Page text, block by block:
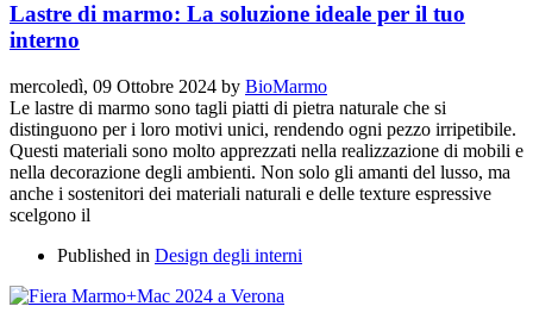
Lastre di marmo: La soluzione ideale per il tuo
interno
mercoledì, 09 Ottobre 2024 by BioMarmo
Le lastre di marmo sono tagli piatti di pietra naturale che si
distinguono per i loro motivi unici, rendendo ogni pezzo irripetibile.
Questi materiali sono molto apprezzati nella realizzazione di mobili e
nella decorazione degli ambienti. Non solo gli amanti del lusso, ma
anche i sostenitori dei materiali naturali e delle texture espressive
scelgono il
Published in Design degli interni